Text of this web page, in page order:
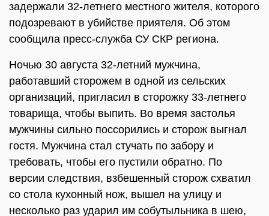
задержали 32-летнего местного жителя, которого
подозревают в убийстве приятеля. Об этом
сообщила пресс-служба СУ СКР региона.
Ночью 30 августа 32-летний мужчина,
работавший сторожем в одной из сельских
организаций, пригласил в сторожку 33-летнего
товарища, чтобы выпить. Во время застолья
мужчины сильно поссорились и сторож выгнал
гостя. Мужчина стал стучать по забору и
требовать, чтобы его пустили обратно. По
версии следствия, взбешенный сторож схватил
со стола кухонный нож, вышел на улицу и
несколько раз ударил им собутыльника в шею,